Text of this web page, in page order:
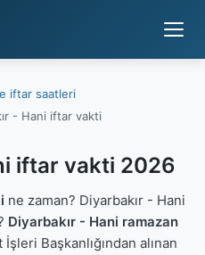
iftar saatleri
- Hani iftar vakti
iftar vakti 2026
ne zaman? Diyarbakır - Hani
Diyarbakır - Hani ramazan
Başkanlığından alınan